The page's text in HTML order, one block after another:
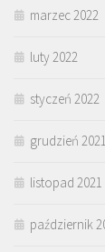
marzec 2022
luty 2022
styczeń 2022
grudzień 2021
listopad 2021
październik